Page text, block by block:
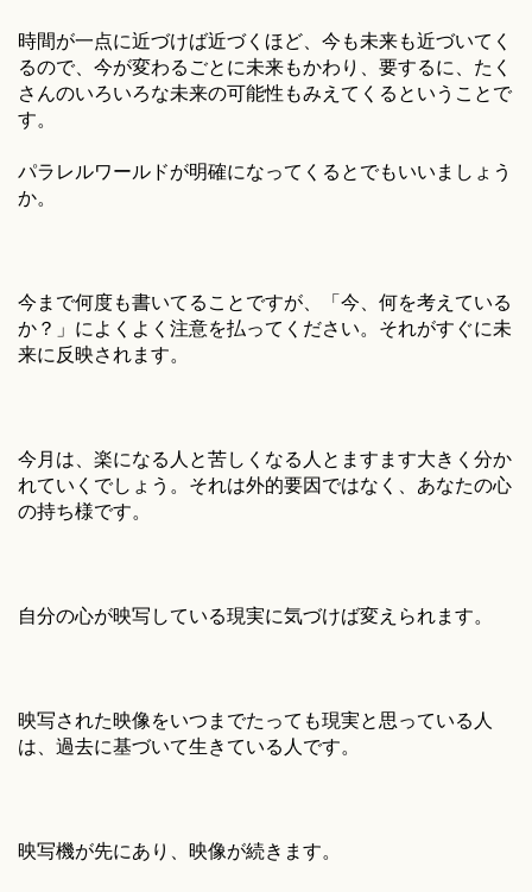
時間が一点に近づけば近づくほど、今も未来も近づいてく
るので、今が変わるごとに未来もかわり、要するに、たく
さんのいろいろな未来の可能性もみえてくるということで
す。
パラレルワールドが明確になってくるとでもいいましょう
か。
今まで何度も書いてることですが、「今、何を考えている
か？」によくよく注意を払ってください。それがすぐに未
来に反映されます。
今月は、楽になる人と苦しくなる人とますます大きく分か
れていくでしょう。それは外的要因ではなく、あなたの心
の持ち様です。
自分の心が映写している現実に気づけば変えられます。
映写された映像をいつまでたっても現実と思っている人
は、過去に基づいて生きている人です。
映写機が先にあり、映像が続きます。